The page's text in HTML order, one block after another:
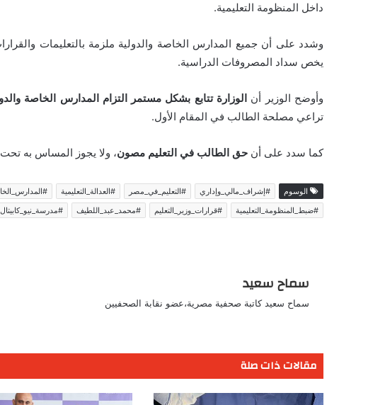
داخل المنظومة التعليمية.
وشدد على أن جميع المدارس الخاصة والدولية ملزمة بالتعليمات
يخص سداد المصروفات الدراسية.
وأوضح الوزير أن الوزارة تتابع بشكل مستمر التزام المدارس الخاصة
تراعي مصلحة الطالب في المقام الأول.
كما سدد على أن حق الطالب في التعليم مصون، ولا يجوز المساس به
الوسوم #إشراف_مالي_وإداري #التعليم_في_مصر #العدالة_التعليمية
#ضبط_المنظومة_التعليمية
#قرارات_وزير_التعليم #محمد_عبد_اللطيف #مدرسة_نيو_كابيتال
سماح سعيد
سماح سعيد كاتبة صحفية مصرية،عضو نقابة الصحفيين
مقالات ذات صلة